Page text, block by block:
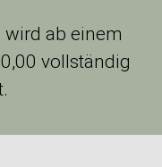
wird ab einem
vollständig